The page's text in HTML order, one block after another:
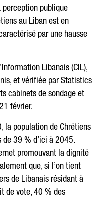
publique
au Liban est en
par une hausse
Libanais (CIL),
et vérifiée par Statistics
cabinets de sondage et
février.
la population de Chrétiens
39 % d’ici à 2045.
promouvant la dignité
que, si l’on tient
de Libanais résidant à
de vote, 40 % des